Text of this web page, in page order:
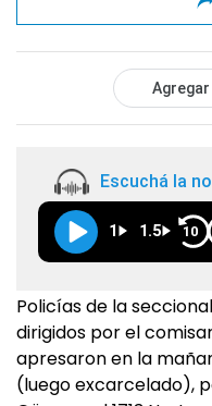
Agregar
Escuchá la
1 1.5 10
Policías de la
dirigidos por el
apresaron en la
(luego excarcelado),